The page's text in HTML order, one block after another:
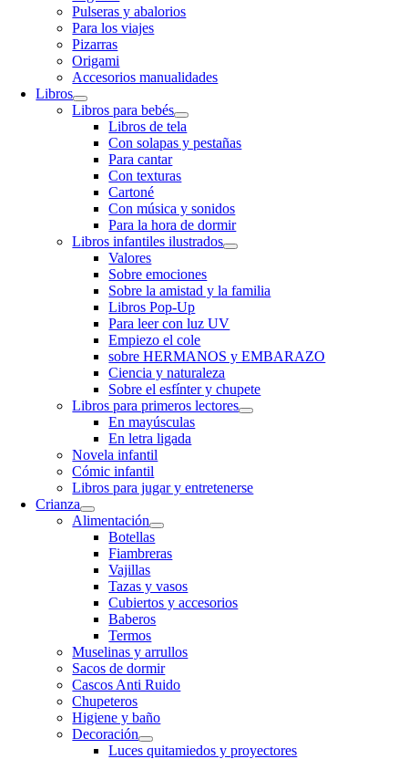
Pulseras y abalorios
Para los viajes
Pizarras
Origami
Accesorios manualidades
Libros
Libros para bebés
Libros de tela
Con solapas y pestañas
Para cantar
Con texturas
Cartoné
Con música y sonidos
Para la hora de dormir
Libros infantiles ilustrados
Valores
Sobre emociones
Sobre la amistad y la familia
Libros Pop-Up
Para leer con luz UV
Empiezo el cole
sobre HERMANOS y EMBARAZO
Ciencia y naturaleza
Sobre el esfínter y chupete
Libros para primeros lectores
En mayúsculas
En letra ligada
Novela infantil
Cómic infantil
Libros para jugar y entretenerse
Crianza
Alimentación
Botellas
Fiambreras
Vajillas
Tazas y vasos
Cubiertos y accesorios
Baberos
Termos
Muselinas y arrullos
Sacos de dormir
Cascos Anti Ruido
Chupeteros
Higiene y baño
Decoración
Luces quitamiedos y proyectores